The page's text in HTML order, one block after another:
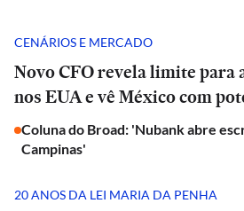
CENÁRIOS E MERCADO
Novo CFO revela limite para
nos EUA e vê México com
Coluna do Broad: 'Nubank abre
Campinas'
20 ANOS DA LEI MARIA DA PENHA